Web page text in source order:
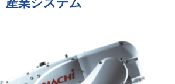
産業システム